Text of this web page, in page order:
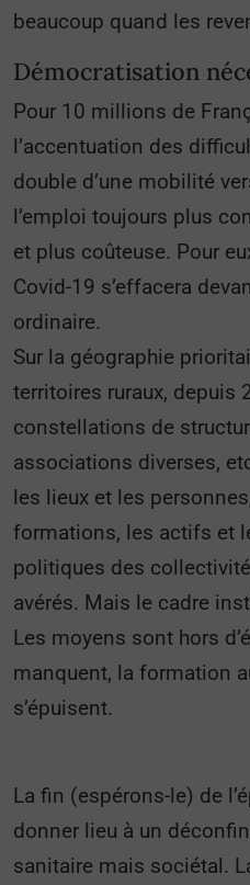
beaucoup quand les
Démocratisation
Pour 10 millions de
l’accentuation des
double d’une mobilité
l’emploi toujours plus
et plus coûteuse. Pour
Covid-19 s’effacera
ordinaire.
Sur la géographie
territoires ruraux, depuis
constellations de
associations diverses,
les lieux et les
formations, les actifs et
politiques des
avérés. Mais le cadre
Les moyens sont hors
manquent, la formation
s’épuisent.
La fin (espérons-le) de
donner lieu à un
sanitaire mais sociétal.